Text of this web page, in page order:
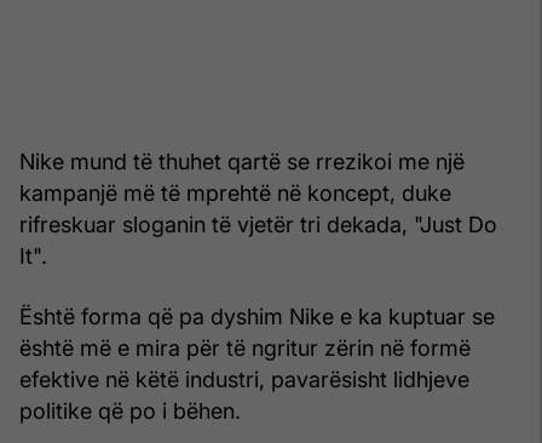
Nike mund të thuhet qartë se rrezikoi me një
kampanjë më të mprehtë në koncept, duke
rifreskuar sloganin të vjetër tri dekada, "Just Do
It".
Është forma që pa dyshim Nike e ka kuptuar se
është më e mira për të ngritur zërin në formë
efektive në këtë industri, pavarësisht lidhjeve
politike që po i bëhen.